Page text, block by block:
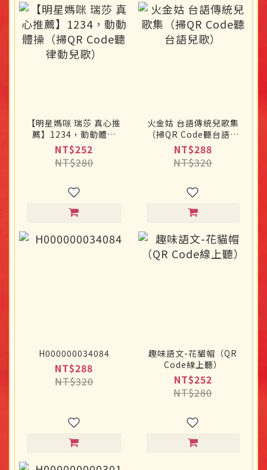
【明星媽咪 瑞莎 真心推
薦】1234，動動體操
（掃QR Code聽律動兒
歌）
NT$252
NT$280
火金姑 台語傳統兒歌集
（掃QR Code聽台語兒
歌）
NT$288
NT$320
H000000034084
NT$288
NT$320
趣味語文-花貓帽（QR
Code線上聽）
NT$252
NT$280